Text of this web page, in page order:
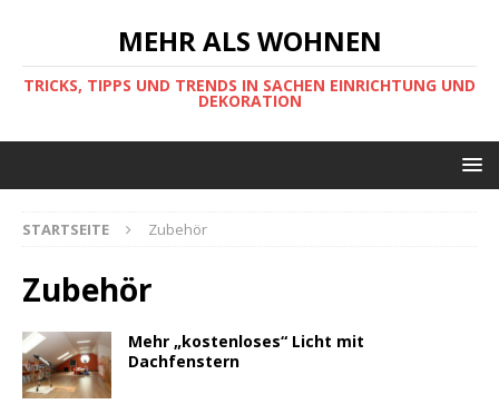
MEHR ALS WOHNEN
TRICKS, TIPPS UND TRENDS IN SACHEN EINRICHTUNG UND
DEKORATION
STARTSEITE Zubehör
Zubehör
Mehr „kostenloses“ Licht mit
Dachfenstern